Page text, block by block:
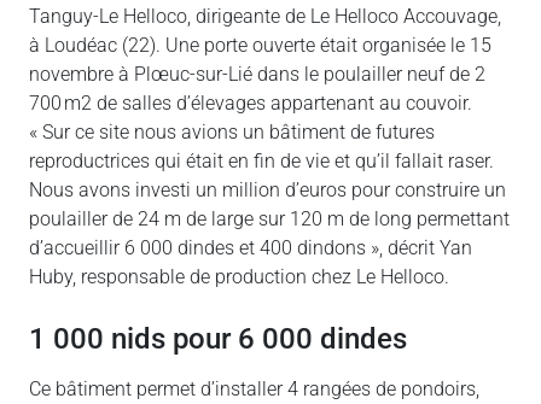
Tanguy-Le Helloco, dirigeante de Le Helloco Accouvage,
à Loudéac (22). Une porte ouverte était organisée le 15
novembre à Plœuc-sur-Lié dans le poulailler neuf de 2
700 m2 de salles d’élevages appartenant au couvoir.
« Sur ce site nous avions un bâtiment de futures
reproductrices qui était en fin de vie et qu’il fallait raser.
Nous avons investi un million d’euros pour construire un
poulailler de 24 m de large sur 120 m de long permettant
d’accueillir 6 000 dindes et 400 dindons », décrit Yan
Huby, responsable de production chez Le Helloco.
1 000 nids pour 6 000 dindes
Ce bâtiment permet d’installer 4 rangées de pondoirs,